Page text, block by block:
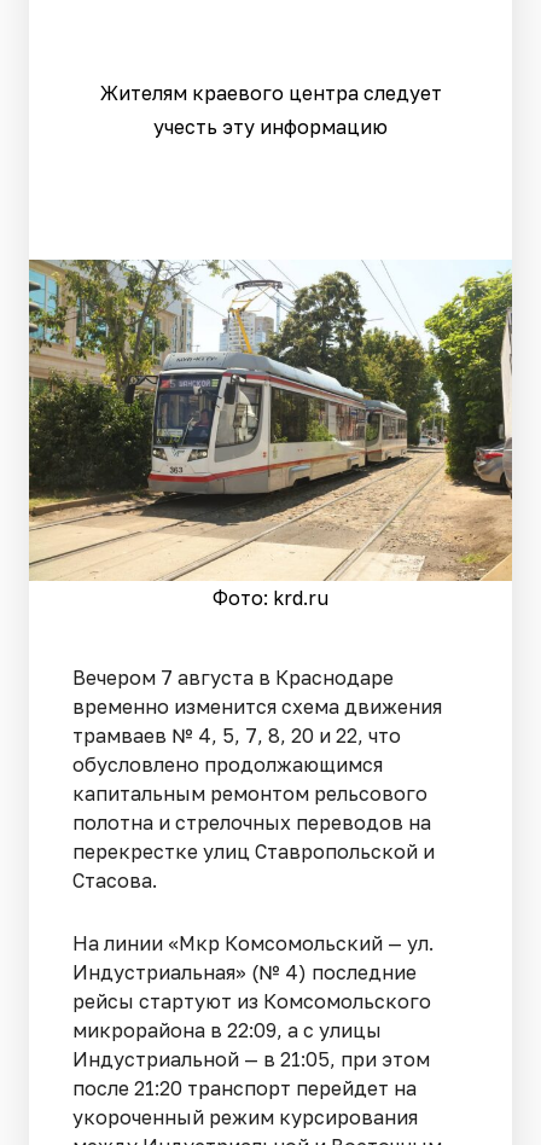
Жителям краевого центра следует
учесть эту информацию
Фото: krd.ru
Вечером 7 августа в Краснодаре
временно изменится схема движения
трамваев № 4, 5, 7, 8, 20 и 22, что
обусловлено продолжающимся
капитальным ремонтом рельсового
полотна и стрелочных переводов на
перекрестке улиц Ставропольской и
Стасова.
На линии «Мкр Комсомольский — ул.
Индустриальная» (№ 4) последние
рейсы стартуют из Комсомольского
микрорайона в 22:09, а с улицы
Индустриальной — в 21:05, при этом
после 21:20 транспорт перейдет на
укороченный режим курсирования